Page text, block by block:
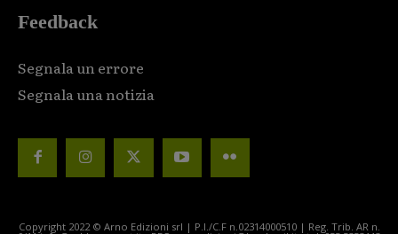
Feedback
Segnala un errore
Segnala una notizia
Copyright 2022 © Arno Edizioni srl | P.I./C.F n.02314000510 | Reg. Trib. AR n.